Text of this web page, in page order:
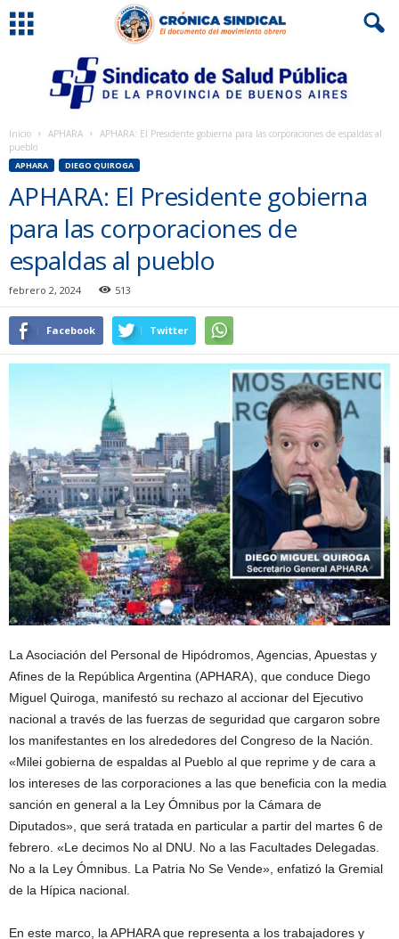
Inicio APHARA
APHARA: El Presidente gobierna para las corporaciones de espaldas al
pueblo
APHARA DIEGO QUIROGA
APHARA: El Presidente gobierna
para las corporaciones de
espaldas al pueblo
febrero 2, 2024 513
Facebook Twitter
La Asociación del Personal de Hipódromos, Agencias, Apuestas y
Afines de la República Argentina (APHARA), que conduce Diego
Miguel Quiroga, manifestó su rechazo al accionar del Ejecutivo
nacional a través de las fuerzas de seguridad que cargaron sobre
los manifestantes en los alrededores del Congreso de la Nación.
«Milei gobierna de espaldas al Pueblo al que reprime y de cara a
los intereses de las corporaciones a las que beneficia con la media
sanción en general a la Ley Ómnibus por la Cámara de
Diputados», que será tratada en particular a partir del martes 6 de
febrero. «Le decimos No al DNU. No a las Facultades Delegadas.
No a la Ley Ómnibus. La Patria No Se Vende», enfatizó la Gremial
de la Hípica nacional.
En este marco, la APHARA que representa a los trabajadores y